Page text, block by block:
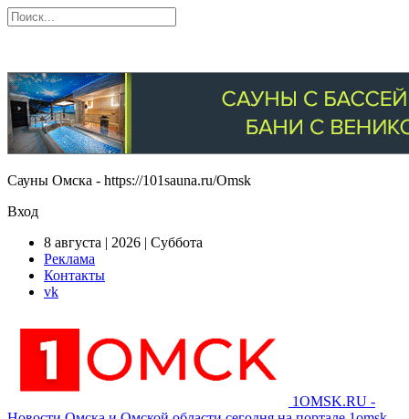
Сауны Омска - https://101sauna.ru/Omsk
Вход
8 августа | 2026 | Суббота
Реклама
Контакты
vk
1OMSK.RU -